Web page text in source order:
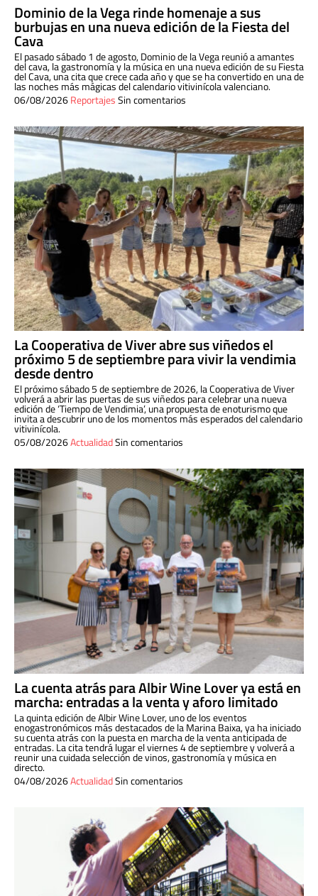
Dominio de la Vega rinde homenaje a sus
burbujas en una nueva edición de la Fiesta del
Cava
El pasado sábado 1 de agosto, Dominio de la Vega reunió a amantes
del cava, la gastronomía y la música en una nueva edición de su Fiesta
del Cava, una cita que crece cada año y que se ha convertido en una de
las noches más mágicas del calendario vitivinícola valenciano.
06/08/2026ReportajesSin comentarios
La Cooperativa de Viver abre sus viñedos el
próximo 5 de septiembre para vivir la vendimia
desde dentro
El próximo sábado 5 de septiembre de 2026, la Cooperativa de Viver
volverá a abrir las puertas de sus viñedos para celebrar una nueva
edición de ‘Tiempo de Vendimia’, una propuesta de enoturismo que
invita a descubrir uno de los momentos más esperados del calendario
vitivinícola.
05/08/2026ActualidadSin comentarios
La cuenta atrás para Albir Wine Lover ya está en
marcha: entradas a la venta y aforo limitado
La quinta edición de Albir Wine Lover, uno de los eventos
enogastronómicos más destacados de la Marina Baixa, ya ha iniciado
su cuenta atrás con la puesta en marcha de la venta anticipada de
entradas. La cita tendrá lugar el viernes 4 de septiembre y volverá a
reunir una cuidada selección de vinos, gastronomía y música en
directo.
04/08/2026ActualidadSin comentarios